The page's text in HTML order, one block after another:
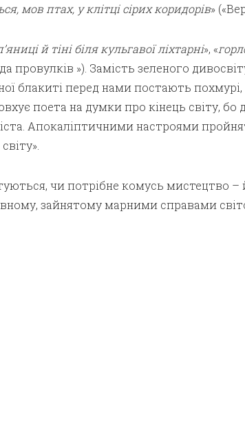
мов птах, у клітці сірих коридорів»
й тіні біля кульгавої ліхтарні», «
провулків »). Замість зеленого
блакиті перед нами постають похмурі,
поета на думки про кінець світу, бо
Апокаліптичними настроями
чи потрібне комусь мистецтво –
зайнятому марними справами